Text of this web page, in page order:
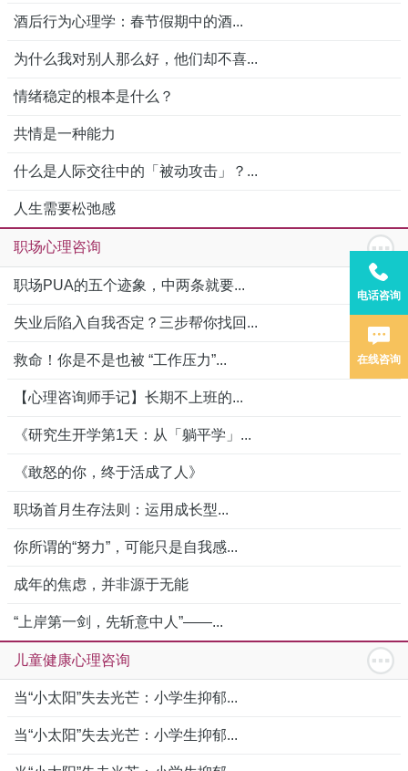
酒后行为心理学：春节假期中的酒...
为什么我对别人那么好，他们却不喜...
情绪稳定的根本是什么？
共情是一种能力
什么是人际交往中的「被动攻击」？...
人生需要松弛感
职场心理咨询
职场PUA的五个迹象，中两条就要...
失业后陷入自我否定？三步帮你找回...
救命！你是不是也被 “工作压力”...
【心理咨询师手记】长期不上班的...
《研究生开学第1天：从「躺平学」...
《敢怒的你，终于活成了人》
职场首月生存法则：运用成长型...
你所谓的“努力”，可能只是自我感...
成年的焦虑，并非源于无能
“上岸第一剑，先斩意中人”——...
儿童健康心理咨询
当“小太阳”失去光芒：小学生抑郁...
当“小太阳”失去光芒：小学生抑郁...
电话咨询
在线咨询